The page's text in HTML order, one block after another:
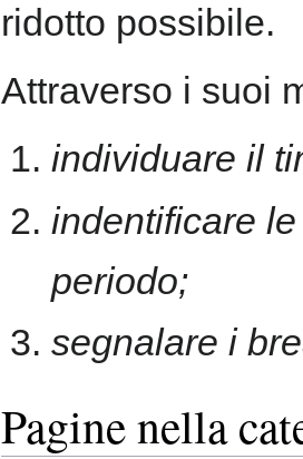
ridotto possibile.
Attraverso i suoi
individuare il
indentificare
periodo;
segnalare i
Pagine nella